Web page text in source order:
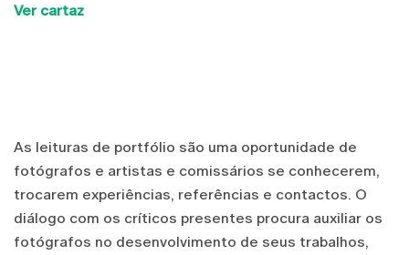
Ver cartaz
As leituras de portfólio são uma oportunidade de
fotógrafos e artistas e comissários se conhecerem,
trocarem experiências, referências e contactos. O
diálogo com os críticos presentes procura auxiliar os
fotógrafos no desenvolvimento de seus trabalhos,